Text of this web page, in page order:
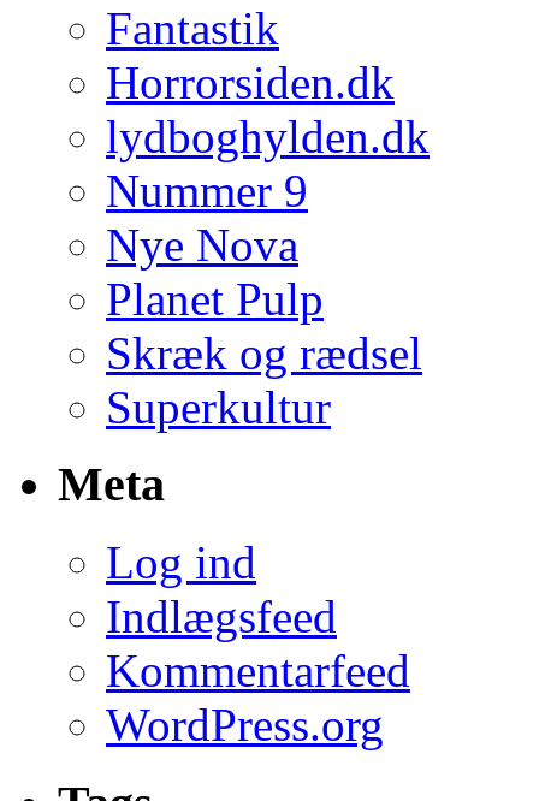
Fantastik
Horrorsiden.dk
lydboghylden.dk
Nummer 9
Nye Nova
Planet Pulp
Skræk og rædsel
Superkultur
Meta
Log ind
Indlægsfeed
Kommentarfeed
WordPress.org